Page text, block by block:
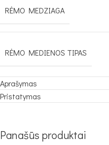
RĖMO MEDZIAGA
RĖMO MEDIENOS TIPAS
Aprašymas
Pristatymas
Panašūs produktai